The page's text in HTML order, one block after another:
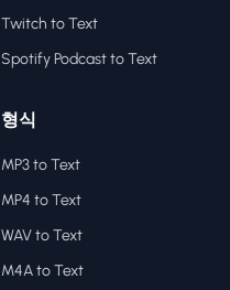
Twitch to Text
Spotify Podcast to Text
형식
MP3 to Text
MP4 to Text
WAV to Text
M4A to Text